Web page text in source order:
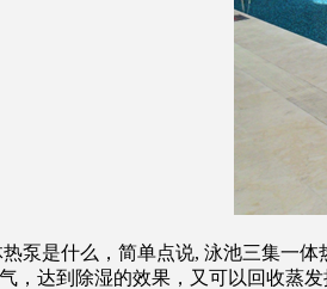
是什么，简单点说, 泳池三集一体
，达到除湿的效果，又可以回收蒸